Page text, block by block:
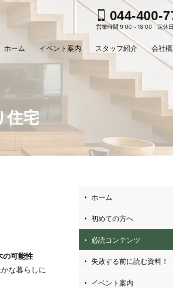
住宅
の可能性
な暮らしに
ホーム
初めての方へ
必読コンテンツ
失敗する前に読む資料！
イベント案内
ホーム イベント案内 スタッフ紹介 会社
044-400-
営業時間 9:00～18:00 定休